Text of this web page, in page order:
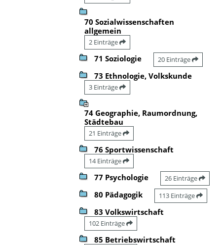
70 Sozialwissenschaften
allgemein
2 Einträge
71 Soziologie 20 Einträge
73 Ethnologie, Volkskunde
3 Einträge
74 Geographie, Raumordnung,
Städtebau
21 Einträge
76 Sportwissenschaft
14 Einträge
77 Psychologie 26 Einträge
80 Pädagogik 113 Einträge
83 Volkswirtschaft
102 Einträge
85 Betriebswirtschaft